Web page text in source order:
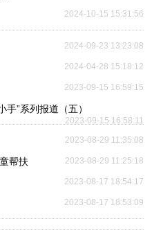
2024-10-15 15:31:56
2024-09-23 13:23:08
2024-04-28 15:18:12
2023-09-15 16:59:15
”系列报道（五）
2023-09-15 16:58:11
2023-08-29 11:35:08
帮扶 2023-08-29 11:25:18
2023-08-17 18:54:17
2023-08-17 18:53:09